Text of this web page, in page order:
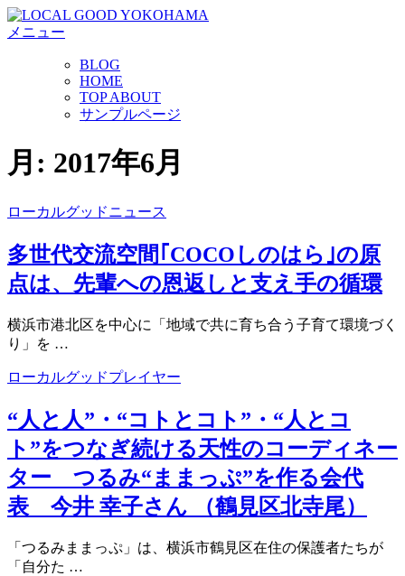
コ
ン
キ
ッ
メニュー
BLOG
HOME
TOP ABOUT
サンプルページ
月: 2017年6月
ローカルグッドニュース
多世代交流空間｢COCOしのはら｣の原
点は、先輩への恩返しと支え手の循環
横浜市港北区を中心に「地域で共に育ち合う子育て環境づく
り」を …
ローカルグッドプレイヤー
“人と人”・“コトとコト”・“人とコ
ト”をつなぎ続ける天性のコーディネー
ター つるみ“ままっぷ”を作る会代
表 今井 幸子さん （鶴見区北寺尾）
「つるみままっぷ」は、横浜市鶴見区在住の保護者たちが
「自分た …